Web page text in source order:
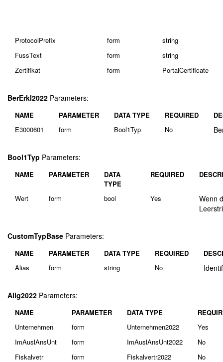
ProtocolPrefix form
string
FussText
form
string
Zertifikat
form PortalCertificate
BerErkl2022 Parameters:
NAME PARAMETER DATA TYPE REQUIRED
E3000601
form Bool1Typ No
Bool1Typ Parameters:
NAME PARAMETER
DATA
TYPE
REQUIRED
Wert form bool Yes
Wenn
CustomTypBase Parameters:
NAME PARAMETER DATA TYPE REQUIRED
Alias
form string No
Allg2022 Parameters:
NAME PARAMETER DATA TYPE
Unternehmen
form Unternehmen2022
Yes
ImAuslAnsUnt
form ImAuslAnsUnt2022
No
Fiskalvetr
form Fiskalvertr2022
No